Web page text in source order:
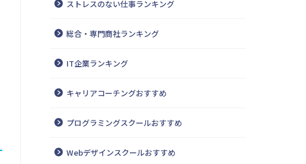
ストレスのない仕事ランキング
総合・専門商社ランキング
IT企業ランキング
キャリアコーチングおすすめ
プログラミングスクールおすすめ
Webデザインスクールおすすめ